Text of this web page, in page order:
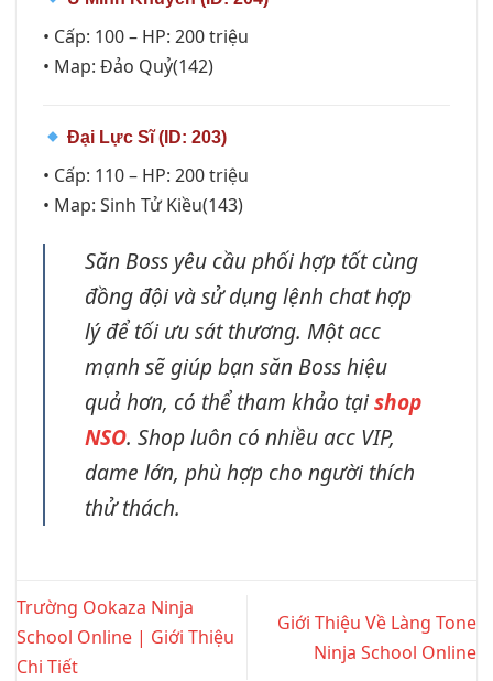
• Cấp: 100 – HP: 200 triệu
• Map: Đảo Quỷ(142)
Đại Lực Sĩ (ID: 203)
• Cấp: 110 – HP: 200 triệu
• Map: Sinh Tử Kiều(143)
Săn Boss yêu cầu phối hợp tốt cùng
đồng đội và sử dụng lệnh chat hợp
lý để tối ưu sát thương. Một acc
mạnh sẽ giúp bạn săn Boss hiệu
quả hơn, có thể tham khảo tạishop
NSO. Shop luôn có nhiều acc VIP,
dame lớn, phù hợp cho người thích
thử thách.
Trường Ookaza Ninja
School Online | Giới Thiệu
Chi Tiết
Giới Thiệu Về Làng Tone
Ninja School Online